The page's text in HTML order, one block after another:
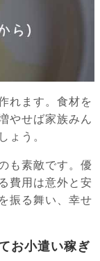
れます。食材を
やせば家族みん
ょう。
も素敵です。優
費用は意外と安
振る舞い、幸せ
お小遣い稼ぎ